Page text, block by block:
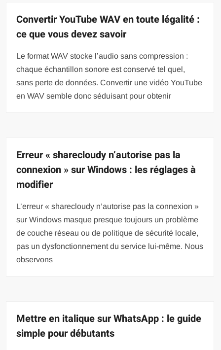
Convertir YouTube WAV en toute légalité :
ce que vous devez savoir
Le format WAV stocke l’audio sans compression :
chaque échantillon sonore est conservé tel quel,
sans perte de données. Convertir une vidéo YouTube
en WAV semble donc séduisant pour obtenir
Erreur « sharecloudy n’autorise pas la
connexion » sur Windows : les réglages à
modifier
L’erreur « sharecloudy n’autorise pas la connexion »
sur Windows masque presque toujours un problème
de couche réseau ou de politique de sécurité locale,
pas un dysfonctionnement du service lui-même. Nous
observons
Mettre en italique sur WhatsApp : le guide
simple pour débutants